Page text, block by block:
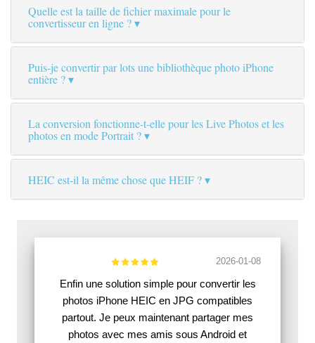
Quelle est la taille de fichier maximale pour le
convertisseur en ligne ?
Puis-je convertir par lots une bibliothèque photo iPhone
entière ?
La conversion fonctionne-t-elle pour les Live Photos et les
photos en mode Portrait ?
HEIC est-il la même chose que HEIF ?
2026-01-08
Enfin une solution simple pour convertir les
photos iPhone HEIC en JPG compatibles
partout. Je peux maintenant partager mes
photos avec mes amis sous Android et